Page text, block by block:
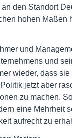
den Standort
hohen Maßen
und
und
wieder, dass
jetzt aber
zu machen.
eine Mehrheit
aufrecht zu